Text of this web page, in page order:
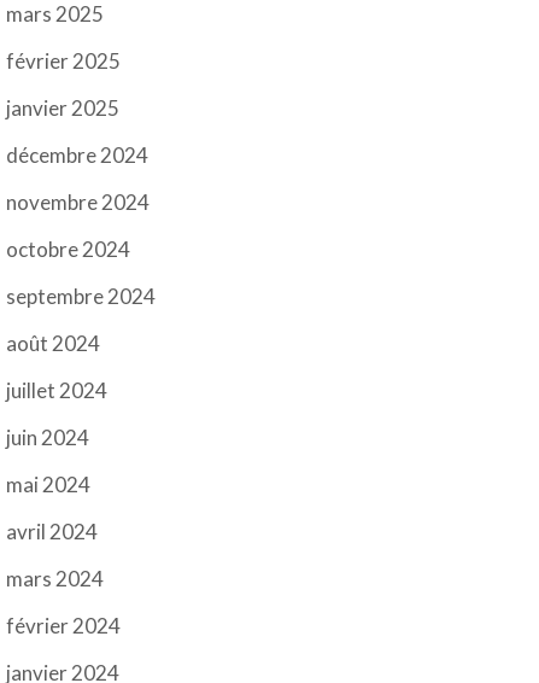
mars 2025
février 2025
janvier 2025
décembre 2024
novembre 2024
octobre 2024
septembre 2024
août 2024
juillet 2024
juin 2024
mai 2024
avril 2024
mars 2024
février 2024
janvier 2024